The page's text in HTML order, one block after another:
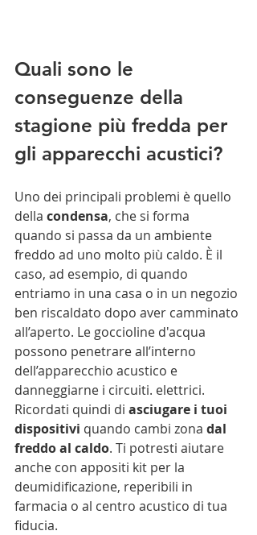
Quali sono le
conseguenze della
stagione più fredda per
gli apparecchi acustici?
Uno dei principali problemi è quello
della condensa, che si forma
quando si passa da un ambiente
freddo ad uno molto più caldo. È il
caso, ad esempio, di quando
entriamo in una casa o in un negozio
ben riscaldato dopo aver camminato
all’aperto. Le goccioline d'acqua
possono penetrare all’interno
dell’apparecchio acustico e
danneggiarne i circuiti. elettrici.
Ricordati quindi di asciugare i tuoi
dispositivi quando cambi zona dal
freddo al caldo. Ti potresti aiutare
anche con appositi kit per la
deumidificazione, reperibili in
farmacia o al centro acustico di tua
fiducia.